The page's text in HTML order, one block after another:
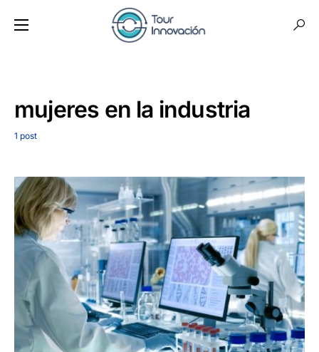
mujeres en la industria
1 post